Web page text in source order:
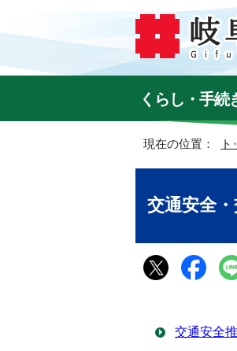
くらし・手続
現在の位置：
交通安全
交通安全